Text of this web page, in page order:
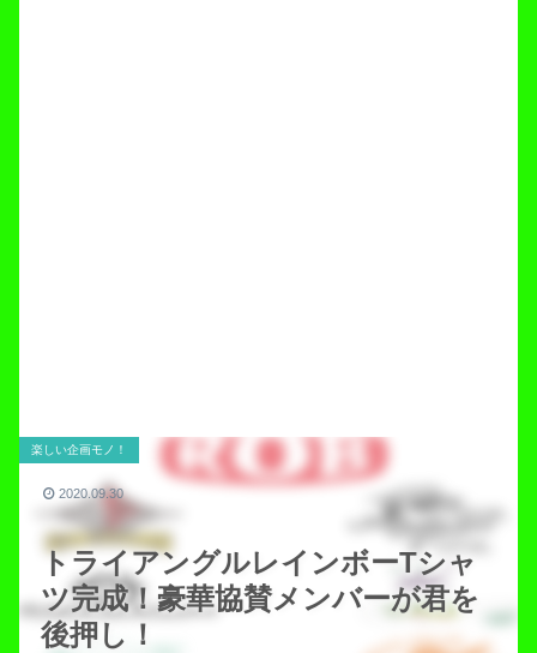
トライアングルレインボーTシャ
ツ完成！豪華協賛メンバーが君を
後押し！
楽しい企画モノ！
2020.09.30